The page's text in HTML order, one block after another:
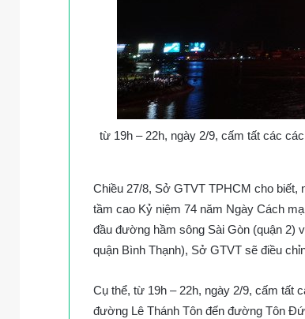
từ 19h – 22h, ngày 2/9, cấm tất các
Chiều 27/8, Sở GTVT TPHCM cho biết,
tầm cao Kỷ niệm 74 năm Ngày Cách
đầu đường hầm sông Sài Gòn (quận 2)
quận Bình Thạnh), Sở GTVT sẽ điều
Cụ thể, từ 19h – 22h, ngày 2/9, cấm tất
đường Lê Thánh Tôn đến đường Tôn